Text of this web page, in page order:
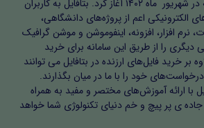
با اخذ مجوزهای مربوطه در شهریور ماه ۱۴۰۲ آغاز کرد. بتافایل به کاربران
الکترونیکی اعم از پروژه‌های دانشگاهی،
نرم افزار، افزونه، اینفوموشن و موشن گرافیک
دیگری را از طریق این سامانه برای خرید
بر خرید فایل‌های ارزنده در بتافایل می توانند
خود را با ما در میان بگذارند.
با ارائه آموزش‌های مختصر و مفید به همراه
جاده ی پر پیچ و خم دنیای تکنولوژی شما خواهد